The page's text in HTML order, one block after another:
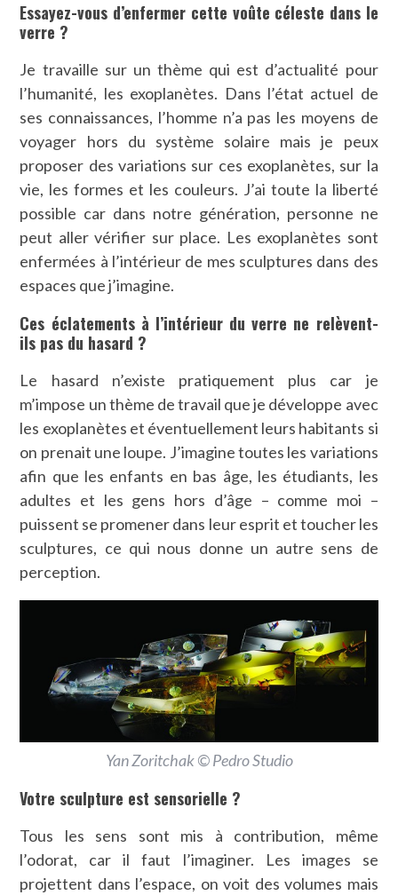
Essayez-vous d’enfermer cette voûte céleste dans le
verre ?
Je travaille sur un thème qui est d’actualité pour
l’humanité, les exoplanètes. Dans l’état actuel de
ses connaissances, l’homme n’a pas les moyens de
voyager hors du système solaire mais je peux
proposer des variations sur ces exoplanètes, sur la
vie, les formes et les couleurs. J’ai toute la liberté
possible car dans notre génération, personne ne
peut aller vérifier sur place. Les exoplanètes sont
enfermées à l’intérieur de mes sculptures dans des
espaces que j’imagine.
Ces éclatements à l’intérieur du verre ne relèvent-
ils pas du hasard ?
Le hasard n’existe pratiquement plus car je
m’impose un thème de travail que je développe avec
les exoplanètes et éventuellement leurs habitants si
on prenait une loupe. J’imagine toutes les variations
afin que les enfants en bas âge, les étudiants, les
adultes et les gens hors d’âge – comme moi –
puissent se promener dans leur esprit et toucher les
sculptures, ce qui nous donne un autre sens de
perception.
Yan Zoritchak © Pedro Studio
Votre sculpture est sensorielle ?
Tous les sens sont mis à contribution, même
l’odorat, car il faut l’imaginer. Les images se
projettent dans l’espace, on voit des volumes mais